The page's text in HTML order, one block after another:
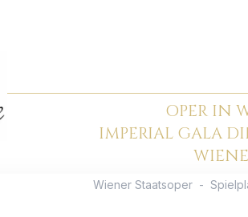
OPER IN
IMPERIAL GALA
Wiener Staatsoper -